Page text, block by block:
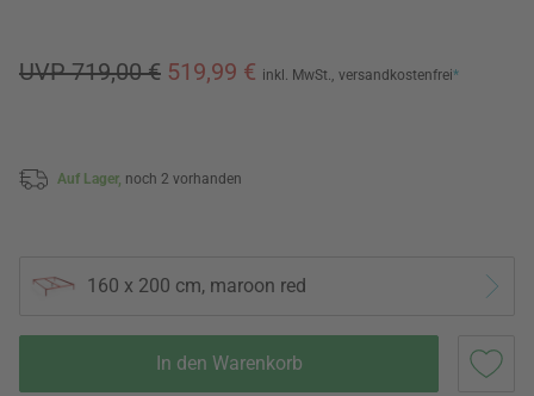
UVP 719,00 € 519,99 € inkl. MwSt., versandkostenfrei*
Auf Lager, noch 2 vorhanden
160 x 200 cm, maroon red
In den Warenkorb